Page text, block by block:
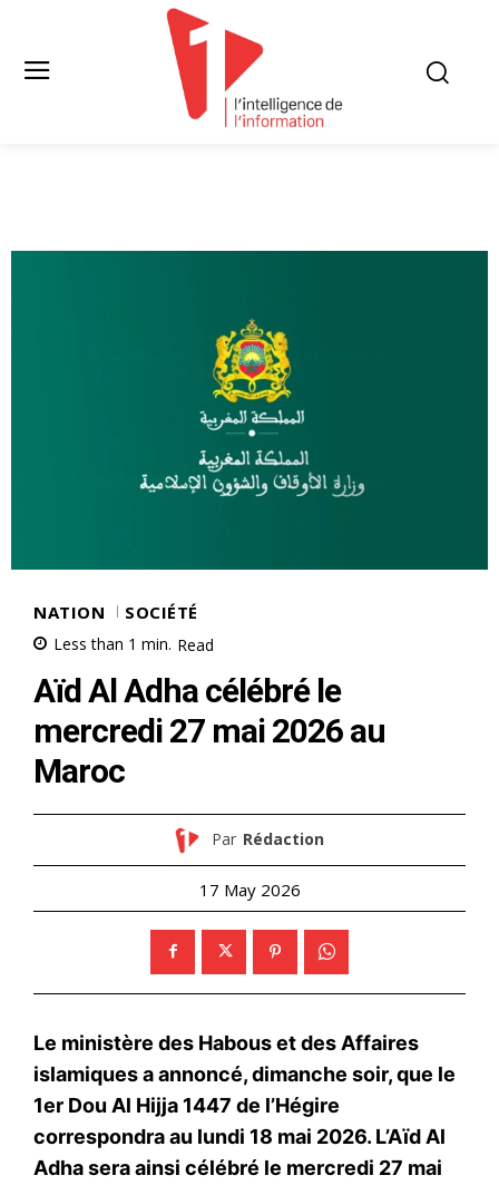
NATION SOCIÉTÉ
Less than 1 min. Read
Aïd Al Adha célébré le
mercredi 27 mai 2026 au
Maroc
Par Rédaction
17 May 2026
Le ministère des Habous et des Affaires
islamiques a annoncé, dimanche soir, que le
1er Dou Al Hijja 1447 de l’Hégire
correspondra au lundi 18 mai 2026. L’Aïd Al
Adha sera ainsi célébré le mercredi 27 mai